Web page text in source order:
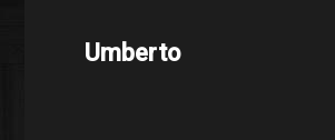
Umberto